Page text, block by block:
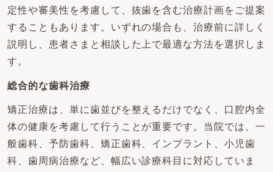
定性や審美性を考慮して、抜歯を含む治療計画をご提案
することもあります。いずれの場合も、治療前に詳しく
説明し、患者さまと相談した上で最適な方法を選択しま
す。
総合的な歯科治療
矯正治療は、単に歯並びを整えるだけでなく、口腔内全
体の健康を考慮して行うことが重要です。当院では、一
般歯科、予防歯科、矯正歯科、インプラント、小児歯
科、歯周病治療など、幅広い診療科目に対応していま